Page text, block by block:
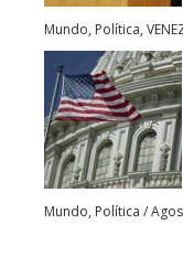
Mundo, Política,
Mundo, Política /